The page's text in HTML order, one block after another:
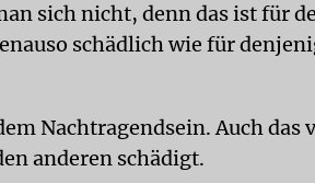
sich nicht, denn das ist für
schädlich wie für
Nachtragendsein. Auch das
anderen schädigt.